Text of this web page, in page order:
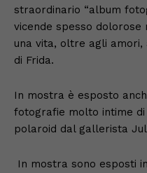
straordinario “album
vicende spesso
una vita, oltre agli
di Frida.
In mostra è esposto
fotografie molto intime
polaroid dal gallerista
In mostra sono esposti